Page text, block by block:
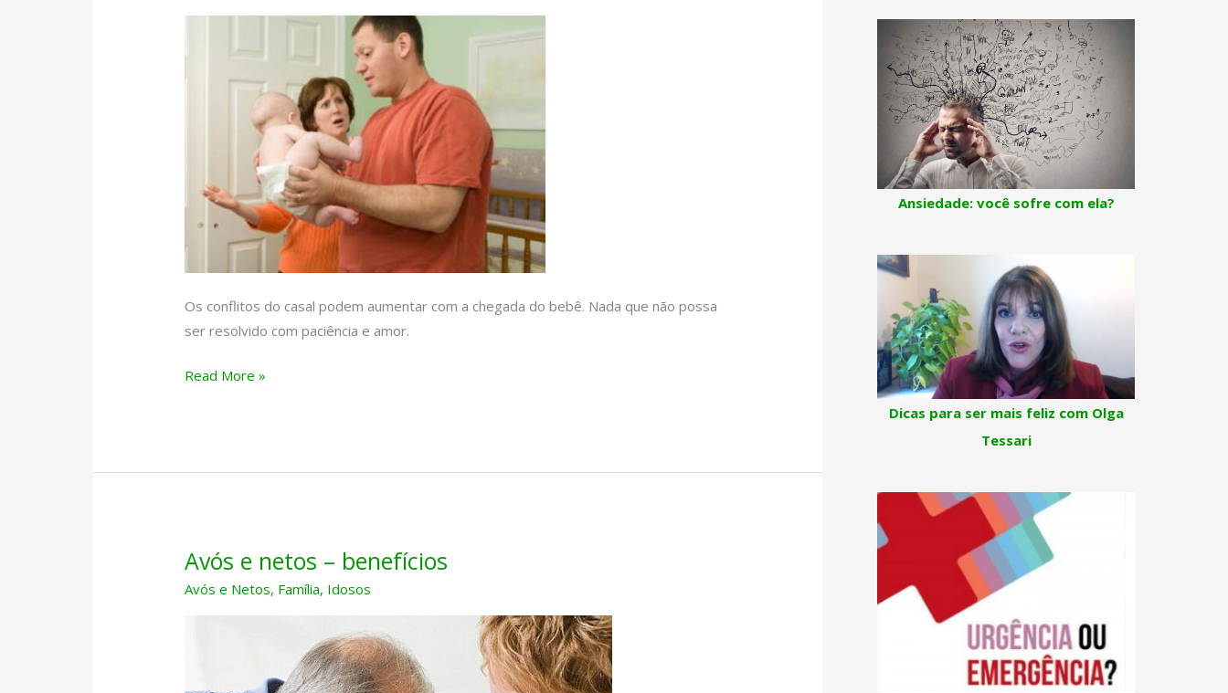
Os conflitos do casal podem aumentar com a chegada do bebê. Nada que não possa
ser resolvido com paciência e amor.
Conflitos
bebês
Read More »
Avós e netos – benefícios
Avós e Netos, Família, Idosos
Ansiedade: você sofre com ela?
Dicas para ser mais feliz com Olga
Tessari